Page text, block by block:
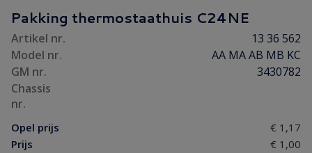
Pakking thermostaathuis C24NE
Artikel nr.
13 36 562
Model nr.
AA MA AB MB KC
GM nr.
3430782
Chassis
nr.
Opel prijs
€ 1,17
Prijs
€ 1,00